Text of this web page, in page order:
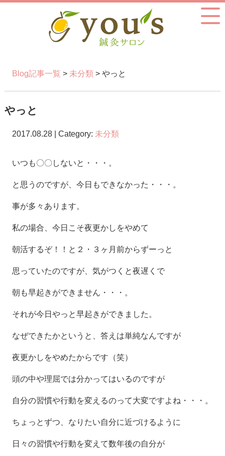
Blog記事一覧 > 未分類> やっと
やっと
2017.08.28 | Category: 未分類
いつも〇〇しないと・・・。
と思うのですが、今日もできなかった・・・。
事が多々あります。
私の場合、今日こそ夜更かしをやめて
朝活するぞ！！と２・３ヶ月前からずーっと
思っていたのですが、気がつくと夜遅くで
朝も早起きができません・・・。
それが今日やっと早起きができました。
なぜできたかというと、答えは単純なんですが
夜更かしをやめたからです（笑）
頭の中や理屈では分かってはいるのですが
自分の習慣や行動を変えるのって大変ですよね・・・。
ちょっとずつ、なりたい自分に近づけるように
日々の習慣や行動を変えて数年後の自分が